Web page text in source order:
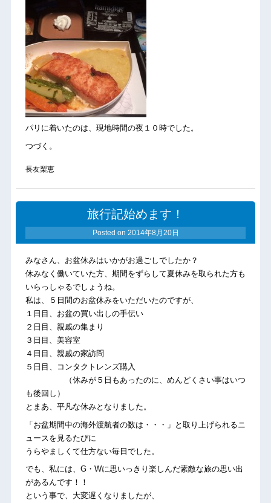
パリに着いたのは、現地時間の夜１０時でした。
つづく。
長友梨恵
旅行記始めます！
Posted on 2014年8月20日
みなさん、お盆休みはいかがお過ごしでしたか？
休みなく働いていた方、期間をずらして夏休みを取られた方も
いらっしゃるでしょうね。
私は、５日間のお盆休みをいただいたのですが、
１日目、お盆の買い出しの手伝い
２日目、親戚の集まり
３日目、美容室
４日目、親戚の家訪問
５日目、コンタクトレンズ購入
（休みが５日もあったのに、めんどくさい事はいつ
も後回し）
とまあ、平凡な休みとなりました。
「お盆期間中の海外渡航者の数は・・・」と取り上げられるニ
ュースを見るたびに
うらやましくて仕方ない毎日でした。
でも、私には、G・Wに思いっきり楽しんだ素敵な旅の思い出
があるんです！！
という事で、大変遅くなりましたが、